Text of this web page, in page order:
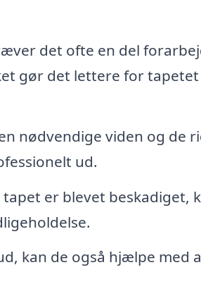
det ofte en del
gør det lettere for
nødvendige viden og de
ud.
er blevet beskadiget,
kan de også hjælpe med